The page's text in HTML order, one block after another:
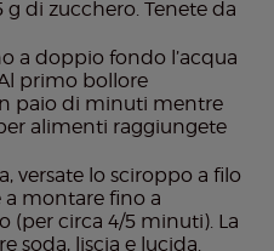
di zucchero. Tenete da
a doppio fondo l’acqua
primo bollore
paio di minuti mentre
alimenti raggiungete
versate lo sciroppo a filo
montare fino a
circa 4/5 minuti). La
soda, liscia e lucida.